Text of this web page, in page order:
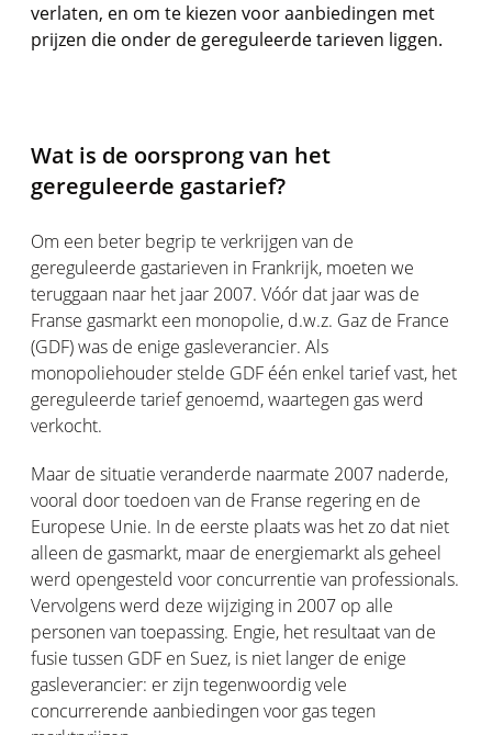
verlaten, en om te kiezen voor aanbiedingen met
prijzen die onder de gereguleerde tarieven liggen.
Wat is de oorsprong van het
gereguleerde gastarief?
Om een beter begrip te verkrijgen van de
gereguleerde gastarieven in Frankrijk, moeten we
teruggaan naar het jaar 2007. Vóór dat jaar was de
Franse gasmarkt een monopolie, d.w.z. Gaz de France
(GDF) was de enige gasleverancier. Als
monopoliehouder stelde GDF één enkel tarief vast, het
gereguleerde tarief genoemd, waartegen gas werd
verkocht.
Maar de situatie veranderde naarmate 2007 naderde,
vooral door toedoen van de Franse regering en de
Europese Unie. In de eerste plaats was het zo dat niet
alleen de gasmarkt, maar de energiemarkt als geheel
werd opengesteld voor concurrentie van professionals.
Vervolgens werd deze wijziging in 2007 op alle
personen van toepassing. Engie, het resultaat van de
fusie tussen GDF en Suez, is niet langer de enige
gasleverancier: er zijn tegenwoordig vele
concurrerende aanbiedingen voor gas tegen